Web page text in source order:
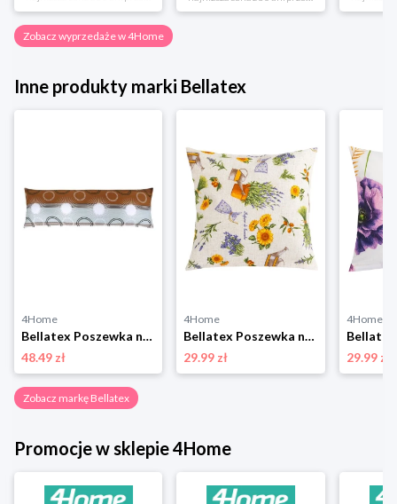
Zobacz wyprzedaże w 4Home
Inne produkty marki Bellatex
4Home
Bellatex Poszewka na poduszkę relaksacyjną Promień brązowy, 50 x 145 cm, 50 x 145 cm
48.49 zł
4Home
Bellatex Poszewka na poduszkę EMA Lawenda fioletowy, żółty, 45 x 45 cm
29.99 zł
4Home
29.99 zł
Zobacz markę Bellatex
Promocje w sklepie 4Home